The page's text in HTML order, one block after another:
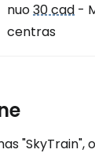
nuo30 cad -
centras
"SkyTrain",